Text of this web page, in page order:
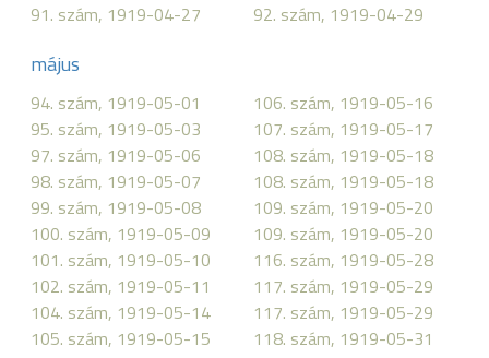
91. szám, 1919-04-27 92. szám, 1919-04-29
május
94. szám, 1919-05-01
95. szám, 1919-05-03
97. szám, 1919-05-06
98. szám, 1919-05-07
99. szám, 1919-05-08
100. szám, 1919-05-09
101. szám, 1919-05-10
102. szám, 1919-05-11
104. szám, 1919-05-14
105. szám, 1919-05-15
106. szám, 1919-05-16
107. szám, 1919-05-17
108. szám, 1919-05-18
108. szám, 1919-05-18
109. szám, 1919-05-20
109. szám, 1919-05-20
116. szám, 1919-05-28
117. szám, 1919-05-29
117. szám, 1919-05-29
118. szám, 1919-05-31